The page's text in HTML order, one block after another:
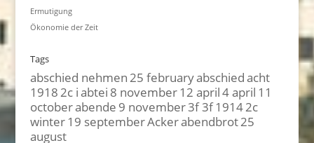
Ermutigung
Ökonomie der Zeit
Tags
abschied nehmen25 februaryabschiedacht
19182c iabtei 8 november12 april4 april 11
octoberabende 9 november3f 3f19142c
winter19 septemberAckerabendbrot25
august